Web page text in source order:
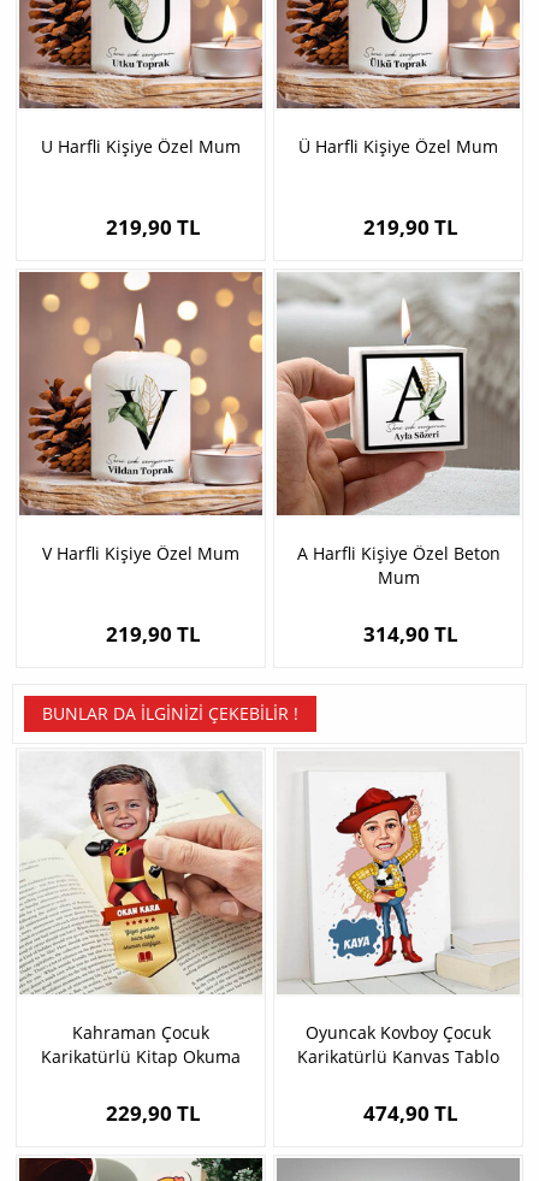
U Harfli Kişiye Özel Mum
219,90 TL
Ü Harfli Kişiye Özel Mum
219,90 TL
V Harfli Kişiye Özel Mum
219,90 TL
A Harfli Kişiye Özel Beton
Mum
314,90 TL
BUNLAR DA İLGINIZI ÇEKEBILIR !
Kahraman Çocuk
Karikatürlü Kitap Okuma
229,90 TL
Oyuncak Kovboy Çocuk
Karikatürlü Kanvas Tablo
474,90 TL